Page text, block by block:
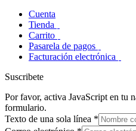
Cuenta
Tienda
Carrito
Pasarela de pagos
Facturación electrónica
Suscribete
Por favor, activa JavaScript en tu
formulario.
Texto de una sola línea *